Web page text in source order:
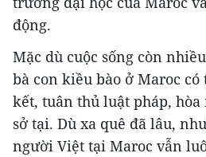
động.
Mặc dù cuộc sống còn
bà con kiều bào ở Maroc
kết, tuân thủ luật pháp, hòa
sở tại. Dù xa quê đã lâu,
người Việt tại Maroc vẫn